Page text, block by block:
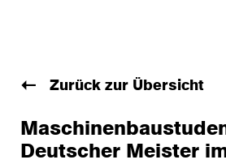
Zurück zur Übersicht
Deutscher Meister